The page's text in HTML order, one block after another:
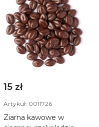
15 zł
Artykuł: 0011726
Ziarna kawowe w